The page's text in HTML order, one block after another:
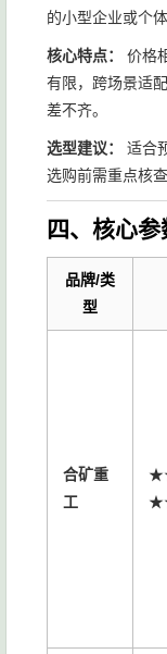
的小型企业或个体
核心特点：
价格
有限，跨场景适
差不齐。
选型建议：
适合
选购前需重点核
四、核心
品牌/类
型
合矿重
工